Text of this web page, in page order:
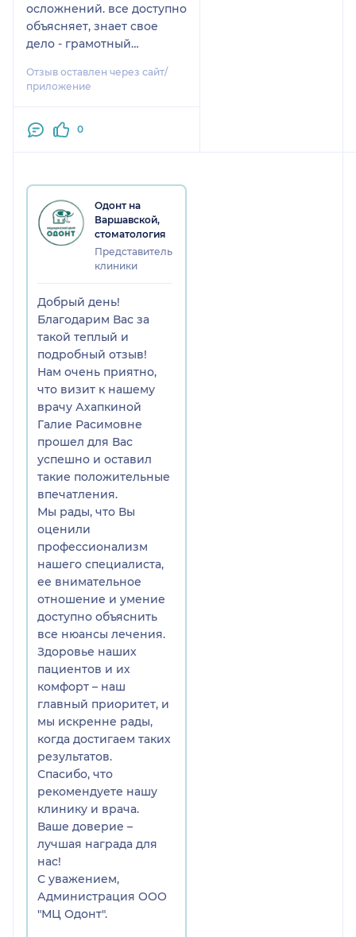
осложнений. все доступно
объясняет, знает свое
дело - грамотный
рекомендую клинику и
врача
Отзыв оставлен через сайт/
приложение
0
Одонт на
Варшавской,
стоматология
Представитель
клиники
Добрый день!
Благодарим Вас за
такой теплый и
подробный отзыв!
Нам очень приятно,
что визит к нашему
врачу Ахапкиной
Галие Расимовне
прошел для Вас
успешно и оставил
такие положительные
впечатления.
Мы рады, что Вы
оценили
профессионализм
нашего специалиста,
ее внимательное
отношение и умение
доступно объяснить
все нюансы лечения.
Здоровье наших
пациентов и их
комфорт – наш
главный приоритет, и
мы искренне рады,
когда достигаем таких
результатов.
Спасибо, что
рекомендуете нашу
клинику и врача.
Ваше доверие –
лучшая награда для
нас!
С уважением,
Администрация ООО
"МЦ Одонт".